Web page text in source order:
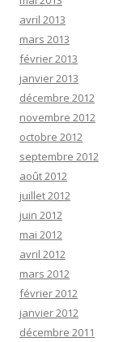
avril 2013
mars 2013
février 2013
janvier 2013
décembre 2012
novembre 2012
octobre 2012
septembre 2012
août 2012
juillet 2012
juin 2012
mai 2012
avril 2012
mars 2012
février 2012
janvier 2012
décembre 2011